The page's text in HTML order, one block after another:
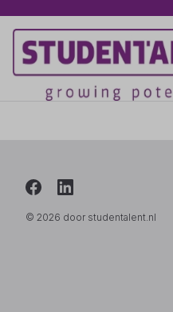
© 2026 door studentalent.nl